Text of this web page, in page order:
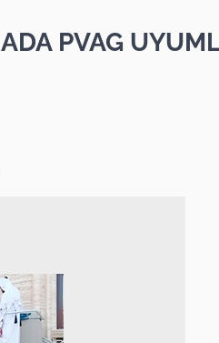
ADA PVAG